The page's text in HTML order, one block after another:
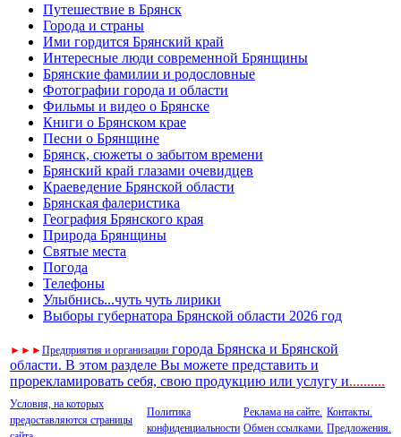
Путешествие в Брянск
Города и страны
Ими гордится Брянский край
Интересные люди современной Брянщины
Брянские фамилии и родословные
Фотографии города и области
Фильмы и видео о Брянске
Книги о Брянском крае
Песни о Брянщине
Брянск, сюжеты о забытом времени
Брянский край глазами очевидцев
Краеведение Брянской области
Брянская фалеристика
География Брянского края
Природа Брянщины
Святые места
Погода
Телефоны
Улыбнись...чуть чуть лирики
Выборы губернатора Брянской области 2026 год
► ► ►Предприятия и организации города Брянска и Брянской
области. В этом разделе Вы можете представить и
прорекламировать себя, свою продукцию или услугу и..........
Условия, на которых
предоставляются страницы
Политика
конфиденциальности
Реклама на сайте.
Обмен ссылками.
Контакты.
Предложения.